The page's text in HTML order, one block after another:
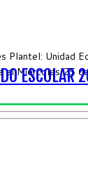
Unidad
el Miércoles 25